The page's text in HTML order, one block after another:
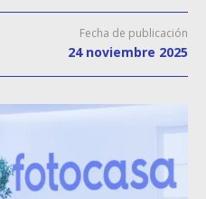
Fecha de publicación
24 noviembre 2025